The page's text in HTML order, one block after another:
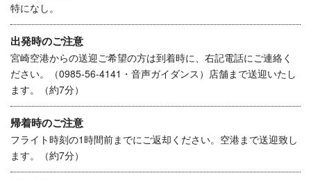
特になし。
出発時のご注意
宮崎空港からの送迎ご希望の方は到着時に、右記電話にご連絡く
ださい。（0985-56-4141・音声ガイダンス）店舗まで送迎いたし
ます。（約7分）
帰着時のご注意
フライト時刻の1時間前までにご返却ください。空港まで送迎致し
ます。（約7分）